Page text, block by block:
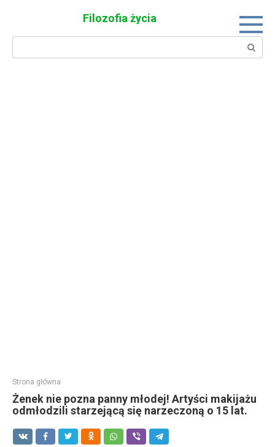
Filozofia życia
Search:
Strona główna
Żenek nie pozna panny młodej! Artyści makijażu
odmłodzili starzejącą się narzeczoną o 15 lat.